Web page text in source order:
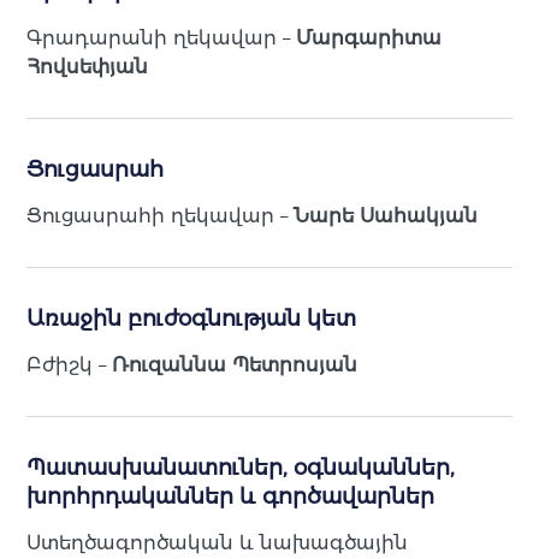
Գրադարանի ղեկավար – Մարգարիտա
Հովսեփյան
Ցուցասրահ
Ցուցասրահի ղեկավար –Նարե Սահակյան
Առաջին բուժօգնության կետ
Բժիշկ – Ռուզաննա Պետրոսյան
Պատասխանատուներ, օգնականներ,
խորհրդականներ և գործավարներ
Ստեղծագործական և նախագծային